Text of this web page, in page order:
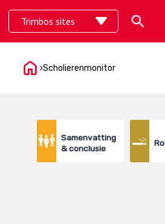
Skip
content
Trimbos sites
Scholierenmonitor
Samenvatting
& conclusie